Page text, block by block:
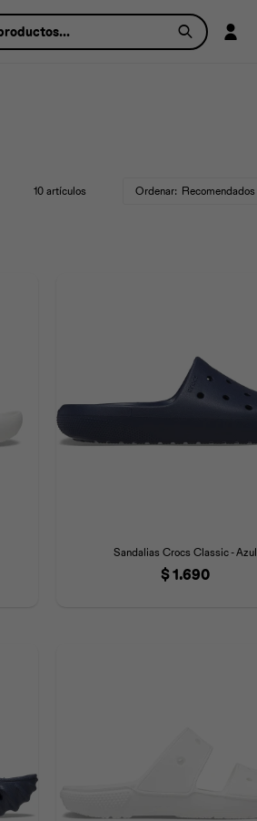
10 artículos Recomendados
Sandalias Crocs Classic - Azul
$1.690